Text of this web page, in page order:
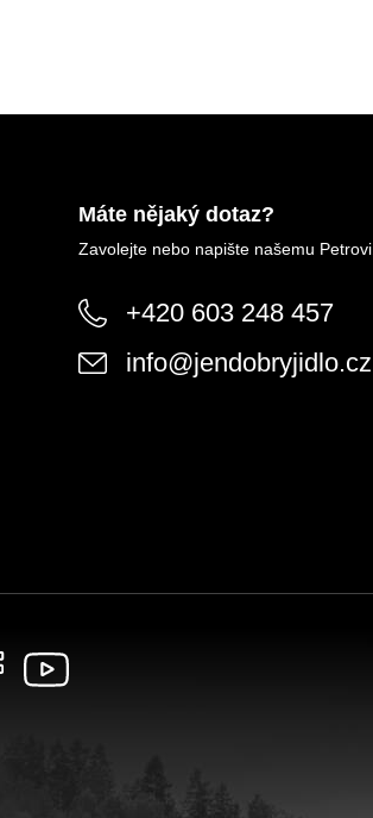
Máte nějaký dotaz?
Zavolejte nebo napište našemu Petrovi.
+420 603 248 457
info@jendobryjidlo.cz